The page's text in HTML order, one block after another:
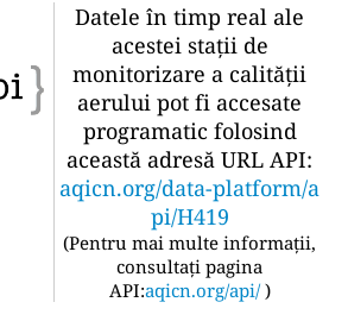
Datele în timp real ale
acestei stații de
monitorizare a calității
aerului pot fi accesate
programatic folosind
această adresă URL API:
aqicn.org/data-platform/a
pi/H419
(Pentru mai multe informații,
consultați pagina
API:aqicn.org/api/ )